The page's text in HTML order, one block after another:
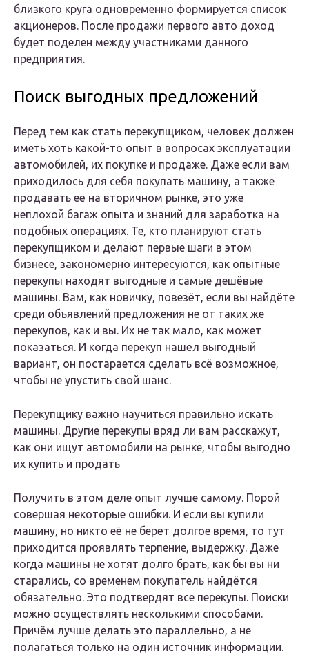
близкого круга одновременно формируется список
акционеров. После продажи первого авто доход
будет поделен между участниками данного
предприятия.
Поиск выгодных предложений
Перед тем как стать перекупщиком, человек должен
иметь хоть какой-то опыт в вопросах эксплуатации
автомобилей, их покупке и продаже. Даже если вам
приходилось для себя покупать машину, а также
продавать её на вторичном рынке, это уже
неплохой багаж опыта и знаний для заработка на
подобных операциях. Те, кто планируют стать
перекупщиком и делают первые шаги в этом
бизнесе, закономерно интересуются, как опытные
перекупы находят выгодные и самые дешёвые
машины. Вам, как новичку, повезёт, если вы найдёте
среди объявлений предложения не от таких же
перекупов, как и вы. Их не так мало, как может
показаться. И когда перекуп нашёл выгодный
вариант, он постарается сделать всё возможное,
чтобы не упустить свой шанс.
Перекупщику важно научиться правильно искать
машины. Другие перекупы вряд ли вам расскажут,
как они ищут автомобили на рынке, чтобы выгодно
их купить и продать
Получить в этом деле опыт лучше самому. Порой
совершая некоторые ошибки. И если вы купили
машину, но никто её не берёт долгое время, то тут
приходится проявлять терпение, выдержку. Даже
когда машины не хотят долго брать, как бы вы ни
старались, со временем покупатель найдётся
обязательно. Это подтвердят все перекупы. Поиски
можно осуществлять несколькими способами.
Причём лучше делать это параллельно, а не
полагаться только на один источник информации.